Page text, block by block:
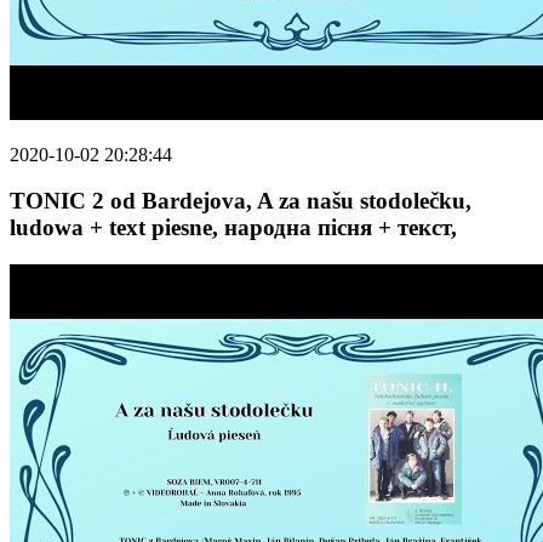
2020-10-02 20:28:44
TONIC 2 od Bardejova, A za našu stodolečku,
ludowa + text piesne, народна пісня + текст,